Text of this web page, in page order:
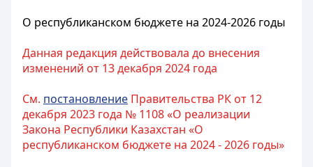
О республиканском бюджете на 2024-2026 годы
Данная редакция действовала до внесения
изменений от 13 декабря 2024 года
См. постановление Правительства РК от 12
декабря 2023 года № 1108 «О реализации
Закона Республики Казахстан «О
республиканском бюджете на 2024 - 2026 годы»